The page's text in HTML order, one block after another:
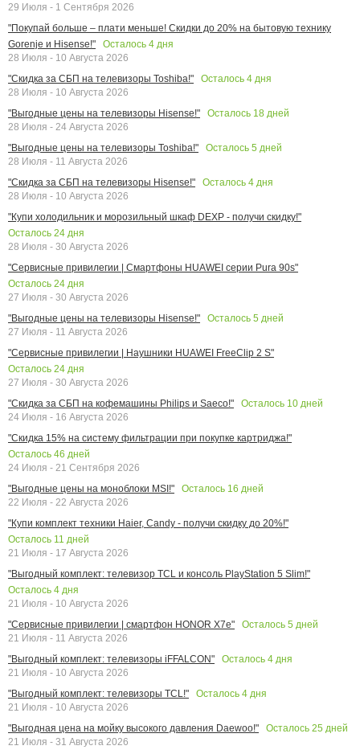
29 Июля - 1 Сентября 2026
"Покупай больше – плати меньше! Скидки до 20% на бытовую технику
Gorenje и Hisense!"
Осталось 4 дня
28 Июля - 10 Августа 2026
"Скидка за СБП на телевизоры Toshiba!"
Осталось 4 дня
28 Июля - 10 Августа 2026
"Выгодные цены на телевизоры Hisense!"
Осталось 18 дней
28 Июля - 24 Августа 2026
"Выгодные цены на телевизоры Toshiba!"
Осталось 5 дней
28 Июля - 11 Августа 2026
"Скидка за СБП на телевизоры Hisense!"
Осталось 4 дня
28 Июля - 10 Августа 2026
"Купи холодильник и морозильный шкаф DEXP - получи скидку!"
Осталось 24 дня
28 Июля - 30 Августа 2026
"Сервисные привилегии | Смартфоны HUAWEI серии Pura 90s"
Осталось 24 дня
27 Июля - 30 Августа 2026
"Выгодные цены на телевизоры Hisense!"
Осталось 5 дней
27 Июля - 11 Августа 2026
"Сервисные привилегии | Наушники HUAWEI FreeClip 2 S"
Осталось 24 дня
27 Июля - 30 Августа 2026
"Скидка за СБП на кофемашины Philips и Saeco!"
Осталось 10 дней
24 Июля - 16 Августа 2026
"Скидка 15% на систему фильтрации при покупке картриджа!"
Осталось 46 дней
24 Июля - 21 Сентября 2026
"Выгодные цены на моноблоки MSI!"
Осталось 16 дней
22 Июля - 22 Августа 2026
"Купи комплект техники Haier, Candy - получи скидку до 20%!"
Осталось 11 дней
21 Июля - 17 Августа 2026
"Выгодный комплект: телевизор TCL и консоль PlayStation 5 Slim!"
Осталось 4 дня
21 Июля - 10 Августа 2026
"Сервисные привилегии | смартфон HONOR X7e"
Осталось 5 дней
21 Июля - 11 Августа 2026
"Выгодный комплект: телевизоры iFFALCON"
Осталось 4 дня
21 Июля - 10 Августа 2026
"Выгодный комплект: телевизоры TCL!"
Осталось 4 дня
21 Июля - 10 Августа 2026
"Выгодная цена на мойку высокого давления Daewoo!"
Осталось 25 дней
21 Июля - 31 Августа 2026